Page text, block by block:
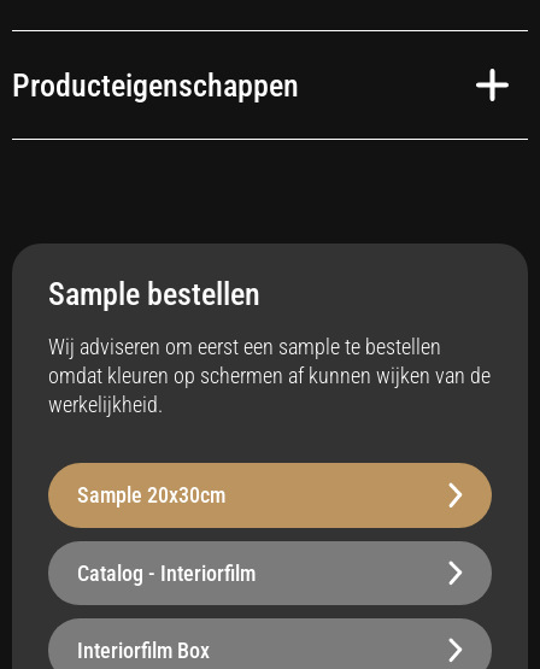
Producteigenschappen
Anti-bacterieel
Badkamer
Vloerverwarming
Ja
Robuust - 200 µm
Oppervlak
Sample bestellen
Wij adviseren om eerst een sample te bestellen
omdat kleuren op schermen af kunnen wijken van de
werkelijkheid.
Sample 20x30cm
Catalog - Interiorfilm
Interiorfilm Box